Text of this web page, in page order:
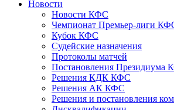
Новости
Новости КФС
Чемпионат Премьер-лиги
Кубок КФС
Судейские назначения
Протоколы матчей
Постановления Президиума
Решения КДК КФС
Решения АК КФС
Решения и постановления